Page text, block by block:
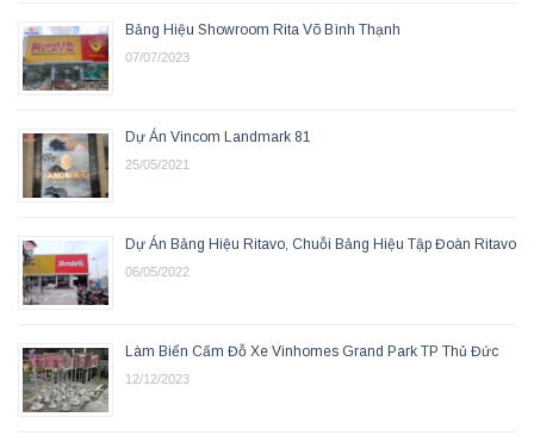
Bảng Hiệu Showroom Rita Võ Bình Thạnh
07/07/2023
Dự Án Vincom Landmark 81
25/05/2021
Dự Án Bảng Hiệu Ritavo, Chuỗi Bảng Hiệu Tập Đoàn Ritavo
06/05/2022
Làm Biển Cấm Đỗ Xe Vinhomes Grand Park TP Thủ Đức
12/12/2023